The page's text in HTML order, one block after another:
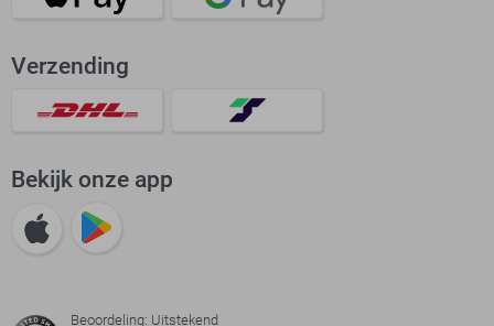
Verzending
Bekijk onze app
Beoordeling: Uitstekend